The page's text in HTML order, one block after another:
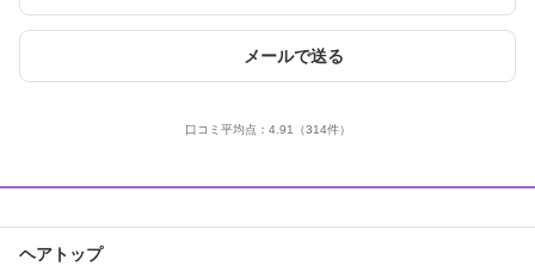
メールで送る
口コミ平均点： 4.91 （314件）
ヘアトップ